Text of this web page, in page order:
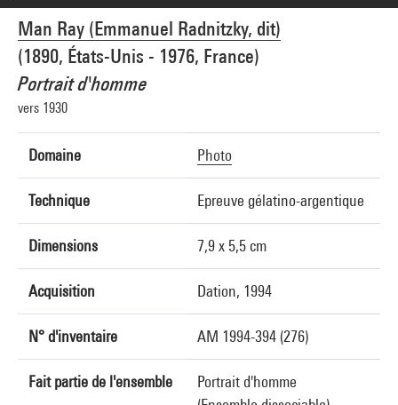
Man Ray (Emmanuel Radnitzky, dit)
(1890, États-Unis - 1976, France)
Portrait d'homme
vers 1930
Domaine Photo
Technique Epreuve gélatino-argentique
Dimensions 7,9 x 5,5 cm
Acquisition Dation, 1994
N° d'inventaire AM 1994-394 (276)
Fait partie de l'ensemble
Portrait d'homme
© Man Ray Trust / Adagp, Paris
Crédit photographique : Centre Pompidou, MNAM-CCI/Service de la documentation
photographique du MNAM/Dist. GrandPalaisRmn
Réf. image : 4N12713
Diffusion image :GrandPalaisRmnPhoto